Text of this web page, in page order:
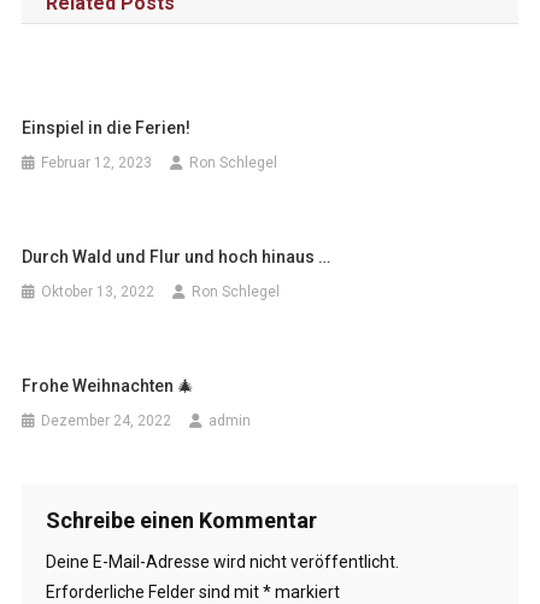
Einspiel in die Ferien!
Februar 12, 2023 Ron Schlegel
Durch Wald und Flur und hoch hinaus …
Oktober 13, 2022 Ron Schlegel
Frohe Weihnachten 🎄
Dezember 24, 2022 admin
Schreibe einen Kommentar
Deine E-Mail-Adresse wird nicht veröffentlicht.
Erforderliche Felder sind mit*markiert